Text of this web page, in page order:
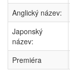
Anglický název:
Japonský
název:
Premiéra